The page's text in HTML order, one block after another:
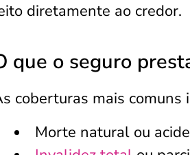
diretamente ao credor.
que o seguro
coberturas mais comuns
Morte natural ou